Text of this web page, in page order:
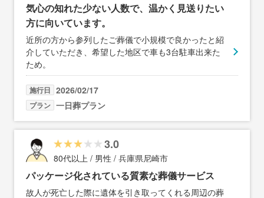
気心の知れた少ない人数で、温かく見送りたい
方に向いています。
近所の方から参列したご葬儀で小規模で良かったと紹
介していただき、希望した地区で車も3台駐車出来た
ため。
施行日 2026/02/17
プラン 一日葬プラン
3.0
80代以上 / 男性 / 兵庫県尼崎市
パッケージ化されている質素な葬儀サービス
故人が死亡した際に遺体を引き取ってくれる周辺の葬